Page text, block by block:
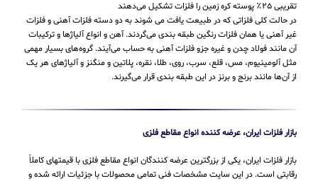
تقریبی ۲۵٪ پوسته کره زمین را فلزات تشکیل می‌دهند
در حالت کلی فلزاتی که در طبیعت یافت می شوند به دو دسته فلزات آهنی و فلزات
غیر آهنی یا همان فلزات رنگین طبقه بندی می‌گردند. آهن و انواع آلیاژها و ترکیبات
آن مانند فولاد چدن و غیره جزو فلزات آهنی به حساب می‌‌آیند. گروه‌های بسیار مهمی
مثل آلومینیوم، مس، قلع، سرب، روی، طلا، نقره، پلاتین و منگنز و آلیاژهای هر یک
از آن‌ها مانند برنج و برنز در این طبقه‌ بندی قرار می‌‌گیرند.
بازار فلزات ایران، عرضه کننده انواع مقاطع فلزی
بازار فلزات ایران، یکی از بزرگترین عرضه کنندگان انواع مقاطع فلزی با قیمتهای کاملاً
رقابتی است. در این سایت مشخصات فنی تمامی محصولات با جزئیات ارائه شده و